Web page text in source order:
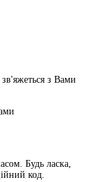
з Вами
Будь ласка,
код.